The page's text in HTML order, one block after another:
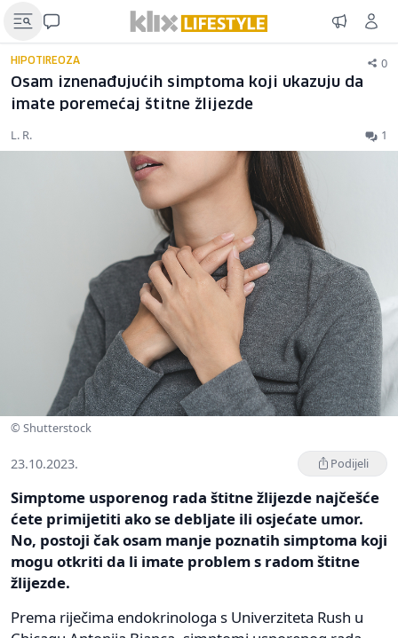
HIPOTIREOZA 0
Osam iznenađujućih simptoma koji ukazuju da
imate poremećaj štitne žlijezde
L. R. 1
© Shutterstock
23.10.2023. Podijeli
Simptome usporenog rada štitne žlijezde najčešće
ćete primijetiti ako se debljate ili osjećate umor.
No, postoji čak osam manje poznatih simptoma koji
mogu otkriti da li imate problem s radom štitne
žlijezde.
Prema riječima endokrinologa s Univerziteta Rush u